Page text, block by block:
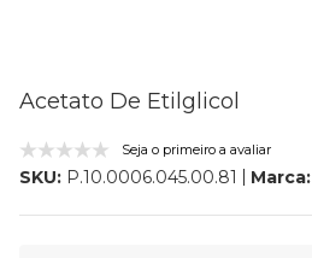
Acetato De Etilglicol
Seja o primeiro a avaliar
SKU: P.10.0006.045.00.81 Marca: